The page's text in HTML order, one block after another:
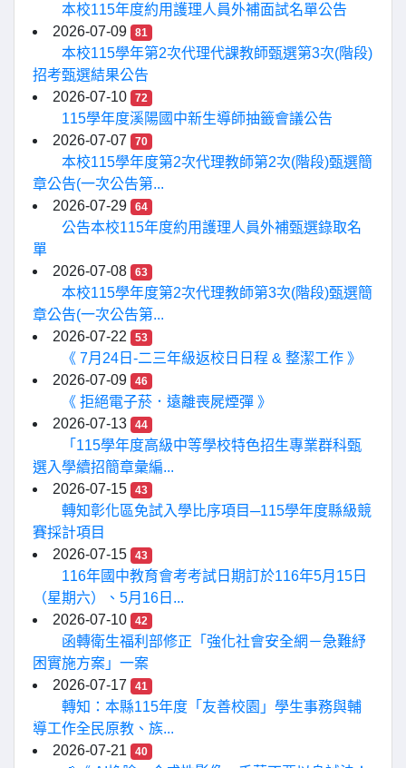
本校115年度約用護理人員外補面試名單公告
2026-07-09
81
本校115學年第2次代理代課教師甄選第3次(階段)
招考甄選結果公告
2026-07-10
72
115學年度溪陽國中新生導師抽籤會議公告
2026-07-07
70
本校115學年度第2次代理教師第2次(階段)甄選簡
章公告(一次公告第...
2026-07-29
64
公告本校115年度約用護理人員外補甄選錄取名
單
2026-07-08
63
本校115學年度第2次代理教師第3次(階段)甄選簡
章公告(一次公告第...
2026-07-22
53
《 7月24日-二三年級返校日日程 & 整潔工作 》
2026-07-09
46
《 拒絕電子菸．遠離喪屍煙彈 》
2026-07-13
44
「115學年度高級中等學校特色招生專業群科甄
選入學續招簡章彙編...
2026-07-15
43
轉知彰化區免試入學比序項目─115學年度縣級競
賽採計項目
2026-07-15
43
116年國中教育會考考試日期訂於116年5月15日
（星期六）、5月16日...
2026-07-10
42
函轉衛生福利部修正「強化社會安全網－急難紓
困實施方案」一案
2026-07-17
41
轉知：本縣115年度「友善校園」學生事務與輔
導工作全民原教、族...
2026-07-21
40